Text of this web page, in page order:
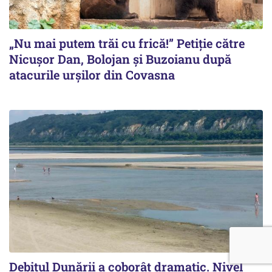
„Nu mai putem trăi cu frică!” Petiție către
Nicușor Dan, Bolojan și Buzoianu după
atacurile urșilor din Covasna
Debitul Dunării a coborât dramatic. Nivel